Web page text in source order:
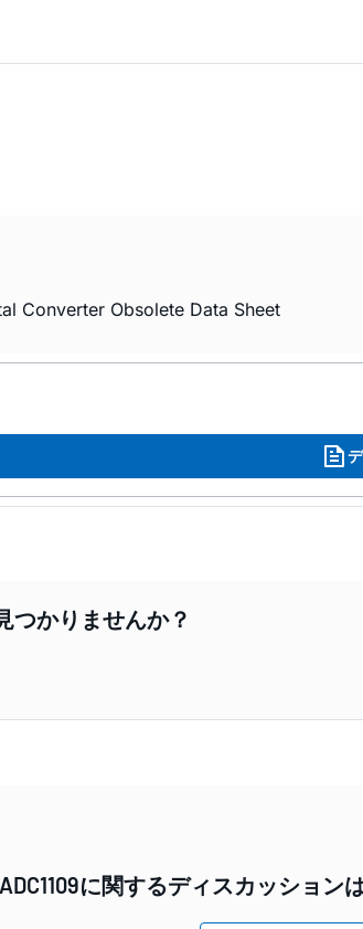
Converter Obsolete Data Sheet
つかりませんか？
ADC1109に関するディスカッショ